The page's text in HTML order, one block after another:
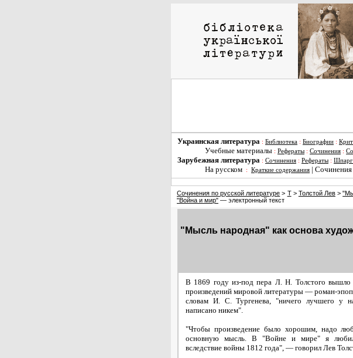
Украинская литература : Библиотека : Биографии :
Учебные материалы : Рефераты : Сочинения :
Зарубежная литература : Сочинения : Рефераты :
На русском
: Краткие содержания | Сочинения
Сочинения по русской литературе > Т> Толстой Лев>
"Война и мир" — электронный текст
"Мысль народная" как основа
В 1869 году из-под пера Л. Н. Толстого вышло
произведений мировой литературы — роман-
словам И. С. Тургенева, "ничего лучшего у
написано никем".
"Чтобы произведение было хорошим, надо
основную мысль. В "Войне и мире" я
вследствие войны 1812 года", — говорил Лев